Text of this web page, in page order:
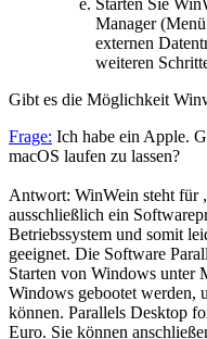
Starten Sie
Manager
externen
weiteren
Gibt es die Möglichkeit
Frage: Ich habe ein Apple.
macOS laufen zu lassen?
Antwort: WinWein steht für
ausschließlich ein
Betriebssystem und somit
geeignet. Die Software
Starten von Windows unter
Windows gebootet werden,
können. Parallels Desktop
Euro. Sie können